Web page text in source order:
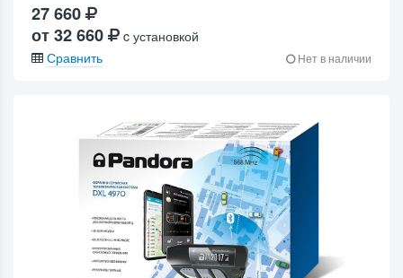
27 660
от 32 660
c установкой
Сравнить
Нет в наличии